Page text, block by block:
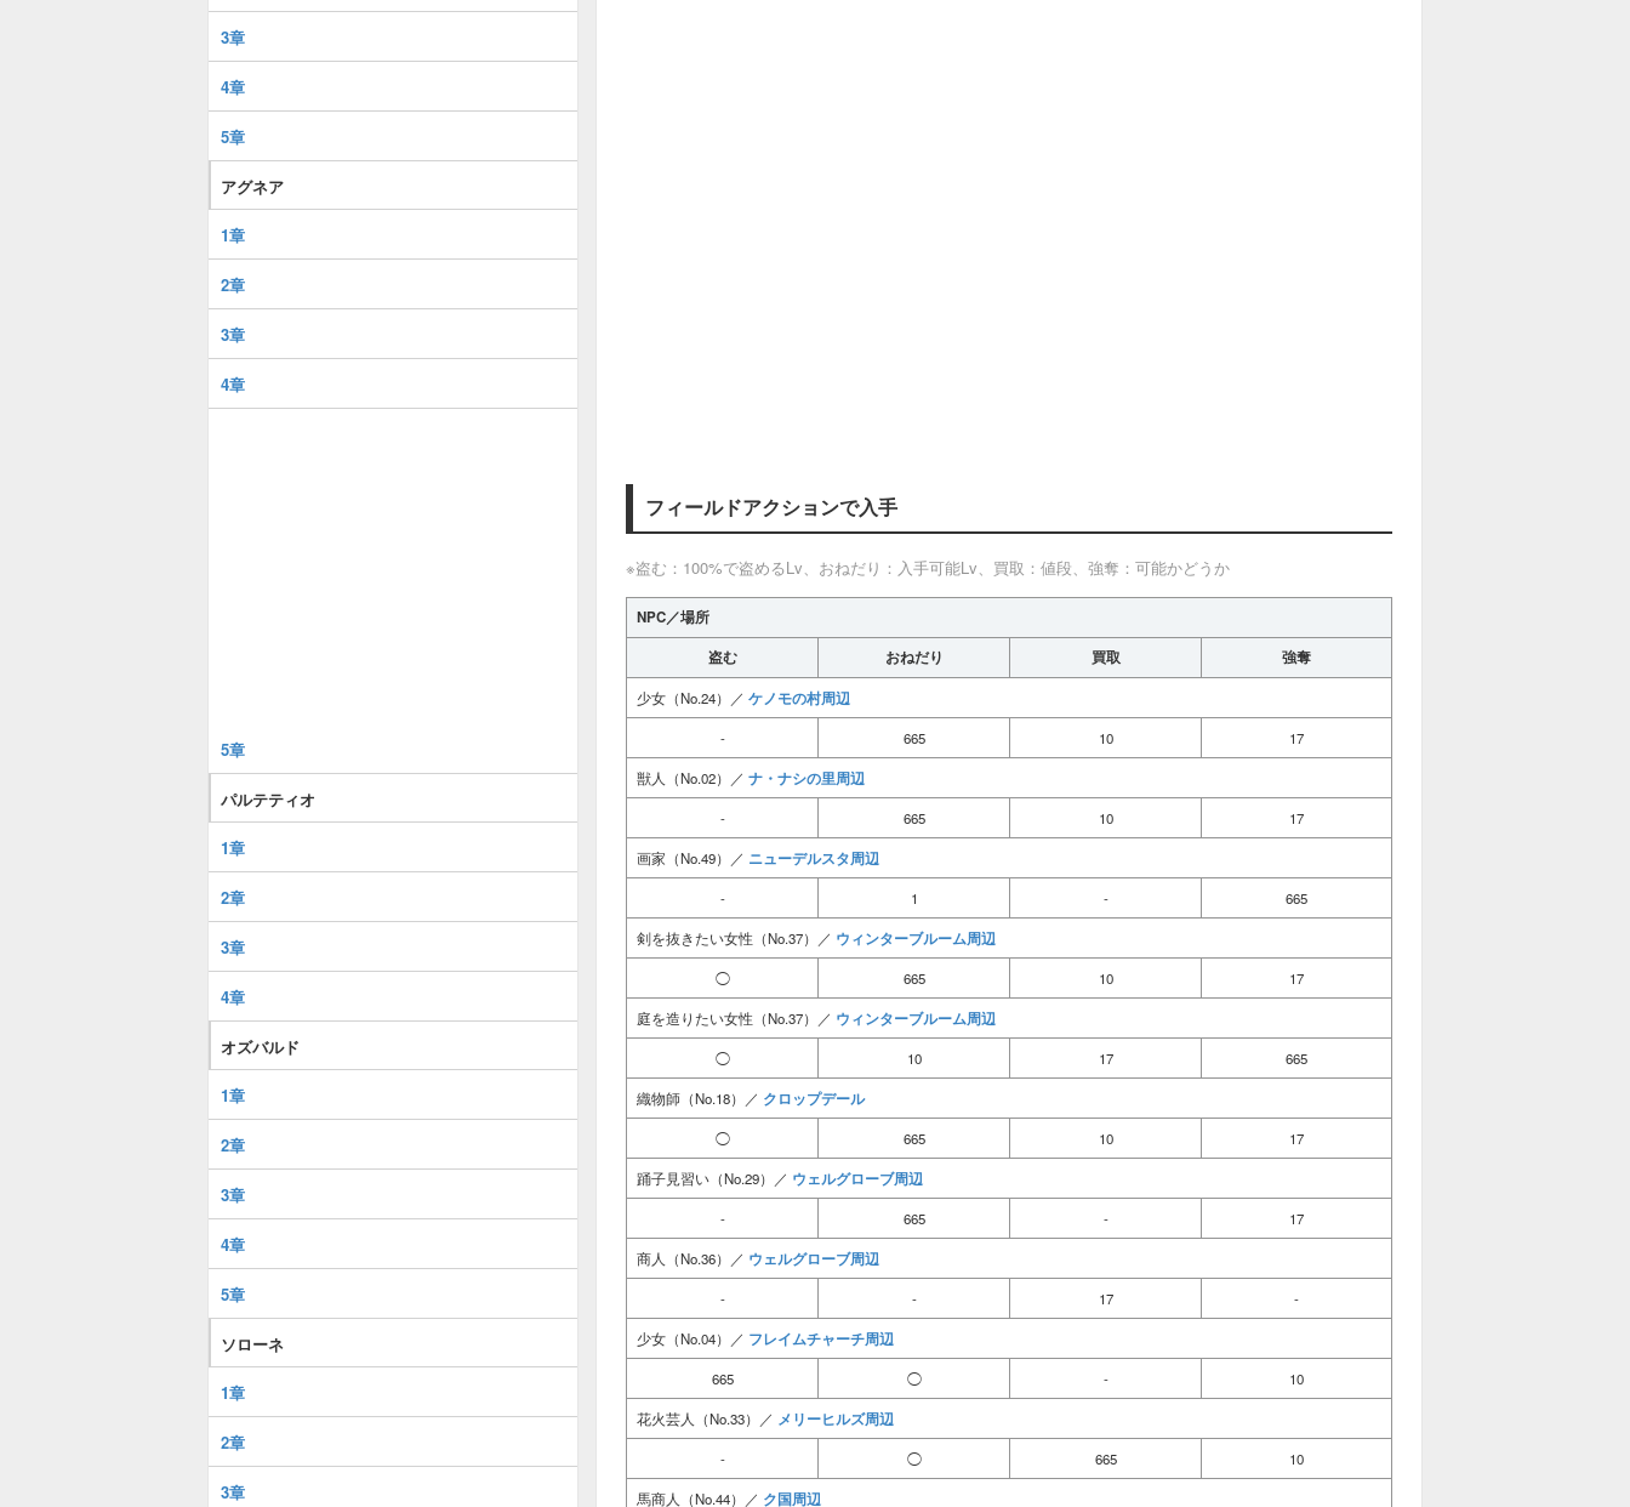
フィールドアクションで入手
※盗む：100%で盗めるLv、おねだり：入手可能Lv、買取：値段、強奪：可能かどうか
NPC／場所
盗む
おねだり 買取 強奪
少女（No.24）／ ケノモの村周辺
- 665 10 17
獣人（No.02）／ ナ・ナシの里周辺
- 665 10 17
画家（No.49）／ ニューデルスタ周辺
- 1 - 665
剣を抜きたい女性（No.37）／ ウィンターブルーム周辺
◯ 665 10 17
庭を造りたい女性（No.37）／ ウィンターブルーム周辺
◯ 10 17 665
織物師（No.18）／ クロップデール
◯ 665 10 17
踊子見習い（No.29）／ ウェルグローブ周辺
- 665 - 17
商人（No.36）／ ウェルグローブ周辺
- - 17 -
少女（No.04）／ フレイムチャーチ周辺
665 ◯ - 10
花火芸人（No.33）／ メリーヒルズ周辺
- ◯ 665 10
馬商人（No.44）／ ク国周辺
3章
4章
5章
アグネア
1章
2章
3章
4章
5章
パルテティオ
1章
2章
3章
4章
オズバルド
1章
2章
3章
4章
5章
ソローネ
1章
2章
3章